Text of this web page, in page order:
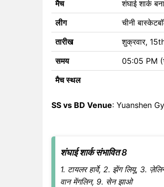
मैच
शंघाई शार्क
लीग
चीनी
तारीख
शुक्रवार,
समय
05:05 PM
मैच स्थल
SS vs BD Venue: Yuanshen
शंघाई शार्क संभावित 8
1. टायलर हार्वे, 2. झेंग लियू, 3.
वान मेंगलिन, 9. सेन झाओ